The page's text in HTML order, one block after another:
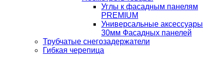
Углы к фасадным панелям
PREMIUM
Универсальные аксессуары
30мм Фасадных панелей
Трубчатые снегозадержатели
Гибкая черепица